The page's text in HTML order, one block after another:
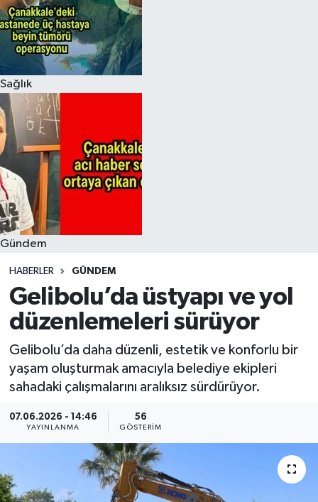
Sağlık
Gündem
HABERLER GÜNDEM
Gelibolu’da üstyapı ve yol
düzenlemeleri sürüyor
Gelibolu’da daha düzenli, estetik ve konforlu bir
yaşam oluşturmak amacıyla belediye ekipleri
sahadaki çalışmalarını aralıksız sürdürüyor.
07.06.2026 - 14:46
YAYINLANMA
56
GÖSTERIM